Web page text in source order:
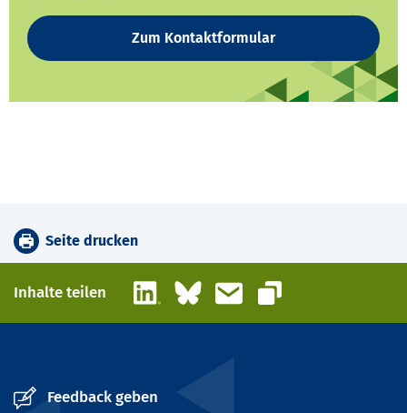
Zum Kontaktformular
Seite drucken
Inhalte teilen LinkedInBlueskyE-Mail
Link kopieren
Feedback geben